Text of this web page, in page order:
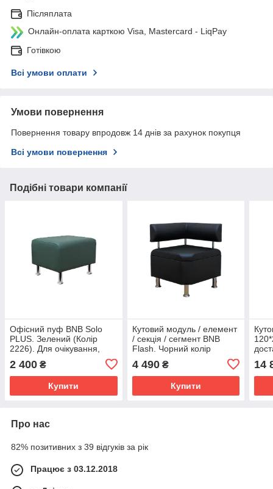
Післяплата
Онлайн-оплата карткою Visa, Mastercard - LiqPay
Готівкою
Всі умови оплати
Умови повернення
Повернення товару впродовж 14 днів за рахунок покупця
Всі умови повернення
Подібні товари компанії
Офісний пуф BNB Solo
PLUS. Зелений (Колір
2226). Для очікування,
магазину взуття / одягу
2 400 ₴
Купити
Кутовий модуль / елемент
/ секція / сегмент BNB
Flash. Чорний колір
кухні, коридору
4 490₴
Купити
14
Про нас
82% позитивних з 39 відгуків за рік
Працює з 03.12.2018